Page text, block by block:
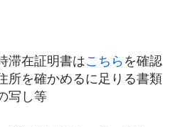
滞在証明書はこちらを確認
所を確かめるに足りる書類
写し等